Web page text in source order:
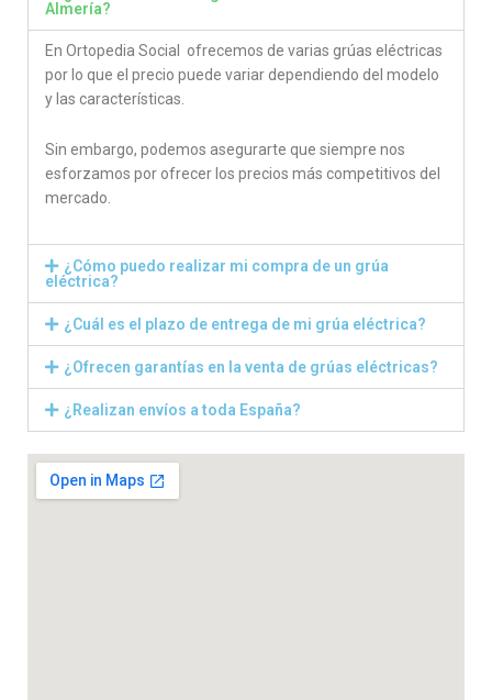
Almería?
En Ortopedia Social ofrecemos de varias grúas eléctricas
por lo que el precio puede variar dependiendo del modelo
y las características.
Sin embargo, podemos asegurarte que siempre nos
esforzamos por ofrecer los precios más competitivos del
mercado.
¿Cómo puedo realizar mi compra de un grúa
eléctrica?
¿Cuál es el plazo de entrega de mi grúa eléctrica?
¿Ofrecen garantías en la venta de grúas eléctricas?
¿Realizan envíos a toda España?